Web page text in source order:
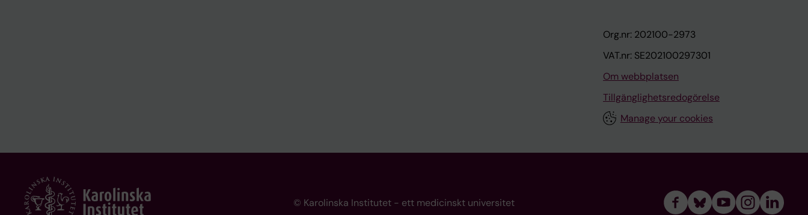
Org.nr: 202100-2973
VAT.nr: SE202100297301
Om webbplatsen
Tillgänglighetsredogörelse
Manage your cookies
© Karolinska Institutet - ett medicinskt universitet